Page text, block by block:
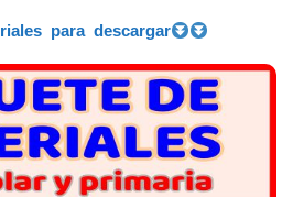
para descargar